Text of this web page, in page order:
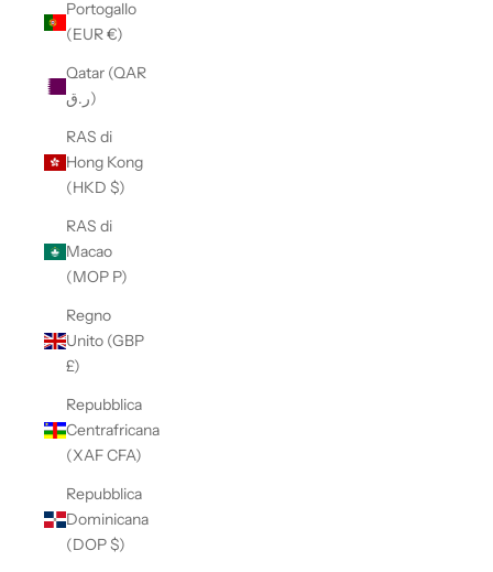
Portogallo
(EUR €)
Qatar (QAR
ر.ق)
RAS di
Hong Kong
(HKD $)
RAS di
Macao
(MOP P)
Regno
Unito (GBP
£)
Repubblica
Centrafricana
(XAF CFA)
Repubblica
Dominicana
(DOP $)